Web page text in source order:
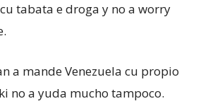
tabata e droga y no a worry
a mande Venezuela cu propio
no a yuda mucho tampoco.